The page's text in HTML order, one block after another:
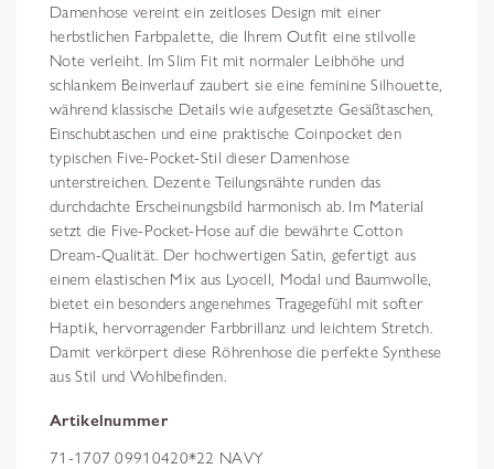
Damenhose vereint ein zeitloses Design mit einer
herbstlichen Farbpalette, die Ihrem Outfit eine stilvolle
Note verleiht. Im Slim Fit mit normaler Leibhöhe und
schlankem Beinverlauf zaubert sie eine feminine Silhouette,
während klassische Details wie aufgesetzte Gesäßtaschen,
Einschubtaschen und eine praktische Coinpocket den
typischen Five-Pocket-Stil dieser Damenhose
unterstreichen. Dezente Teilungsnähte runden das
durchdachte Erscheinungsbild harmonisch ab. Im Material
setzt die Five-Pocket-Hose auf die bewährte Cotton
Dream-Qualität. Der hochwertigen Satin, gefertigt aus
einem elastischen Mix aus Lyocell, Modal und Baumwolle,
bietet ein besonders angenehmes Tragegefühl mit softer
Haptik, hervorragender Farbbrillanz und leichtem Stretch.
Damit verkörpert diese Röhrenhose die perfekte Synthese
aus Stil und Wohlbefinden.
Artikelnummer
71-1707 09910420*22 NAVY